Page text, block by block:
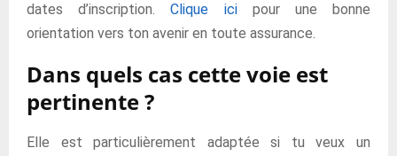
dates d’inscription.Clique icipour une bonne
orientation vers ton avenir en toute assurance.
Dans quels cas cette voie est
pertinente ?
Elle est particulièrement adaptée si tu veux un